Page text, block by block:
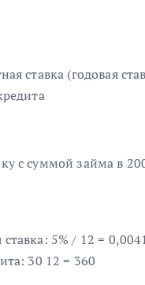
ставка (годовая
с суммой займа в
5% / 12 =
30 12 = 360